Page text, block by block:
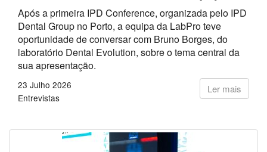
Após a primeira IPD Conference, organizada pelo IPD
Dental Group no Porto, a equipa da LabPro teve
oportunidade de conversar com Bruno Borges, do
laboratório Dental Evolution, sobre o tema central da
sua apresentação.
Ler mais
23 Julho 2026
Entrevistas